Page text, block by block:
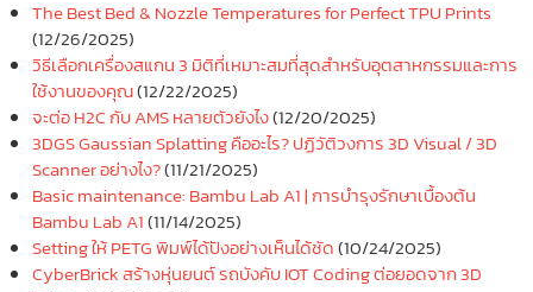
The Best Bed & Nozzle Temperatures for Perfect TPU Prints
(12/26/2025)
วิธีเลือกเครื่องสแกน 3 มิติที่เหมาะสมที่สุดสำหรับอุตสาหกรรมและการ
ใช้งานของคุณ(12/22/2025)
จะต่อ H2C กับ AMS หลายตัวยังไง(12/20/2025)
3DGS Gaussian Splatting คืออะไร? ปฏิวัติวงการ 3D Visual / 3D
Scanner อย่างไง?(11/21/2025)
Basic maintenance: Bambu Lab A1 | การบำรุงรักษาเบื้องต้น
Bambu Lab A1(11/14/2025)
Setting ให้ PETG พิมพ์ได้ปังอย่างเห็นได้ชัด(10/24/2025)
CyberBrick สร้างหุ่นยนต์ รถบังคับ IOT Coding ต่อยอดจาก 3D